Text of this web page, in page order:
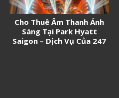
Cho Thuê Âm Thanh Ánh
Sáng Tại Park Hyatt
Saigon – Dịch Vụ Của 247